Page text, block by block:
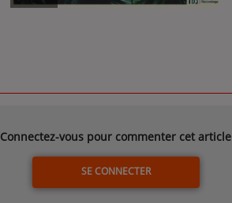
Connectez-vous pour commenter cet article
SE CONNECTER